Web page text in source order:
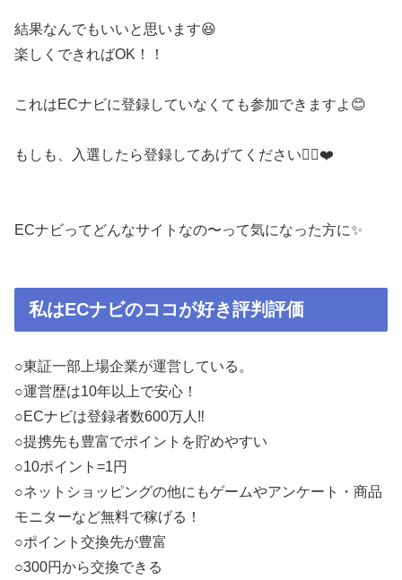
結果なんでもいいと思います😆
楽しくできればOK！！
これはECナビに登録していなくても参加できますよ😊
もしも、入選したら登録してあげてください🙋‍♀️❤️
ECナビってどんなサイトなの〜って気になった方に✨
私はECナビのココが好き評判評価
○東証一部上場企業が運営している。
○運営歴は10年以上で安心！
○ECナビは登録者数600万人‼️
○提携先も豊富でポイントを貯めやすい
○10ポイント=1円
○ネットショッピングの他にもゲームやアンケート・商品
モニターなど無料で稼げる！
○ポイント交換先が豊富
○300円から交換できる